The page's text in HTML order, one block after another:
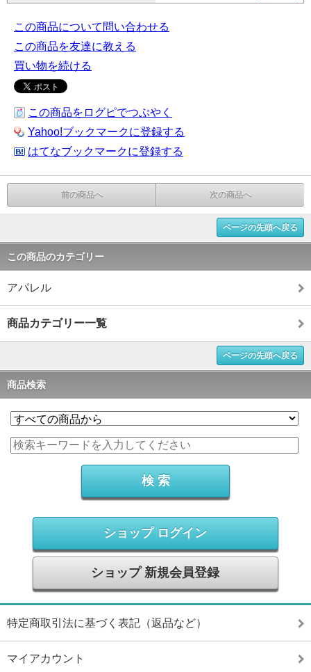
この商品について問い合わせる
この商品を友達に教える
買い物を続ける
この商品をログピでつぶやく
Yahoo!ブックマークに登録する
はてなブックマークに登録する
前の商品へ 次の商品へ
ページの先頭へ戻る
この商品のカテゴリー
アパレル
商品カテゴリー一覧
ページの先頭へ戻る
商品検索
ショップ ログイン
ショップ 新規会員登録
特定商取引法に基づく表記（返品など）
マイアカウント